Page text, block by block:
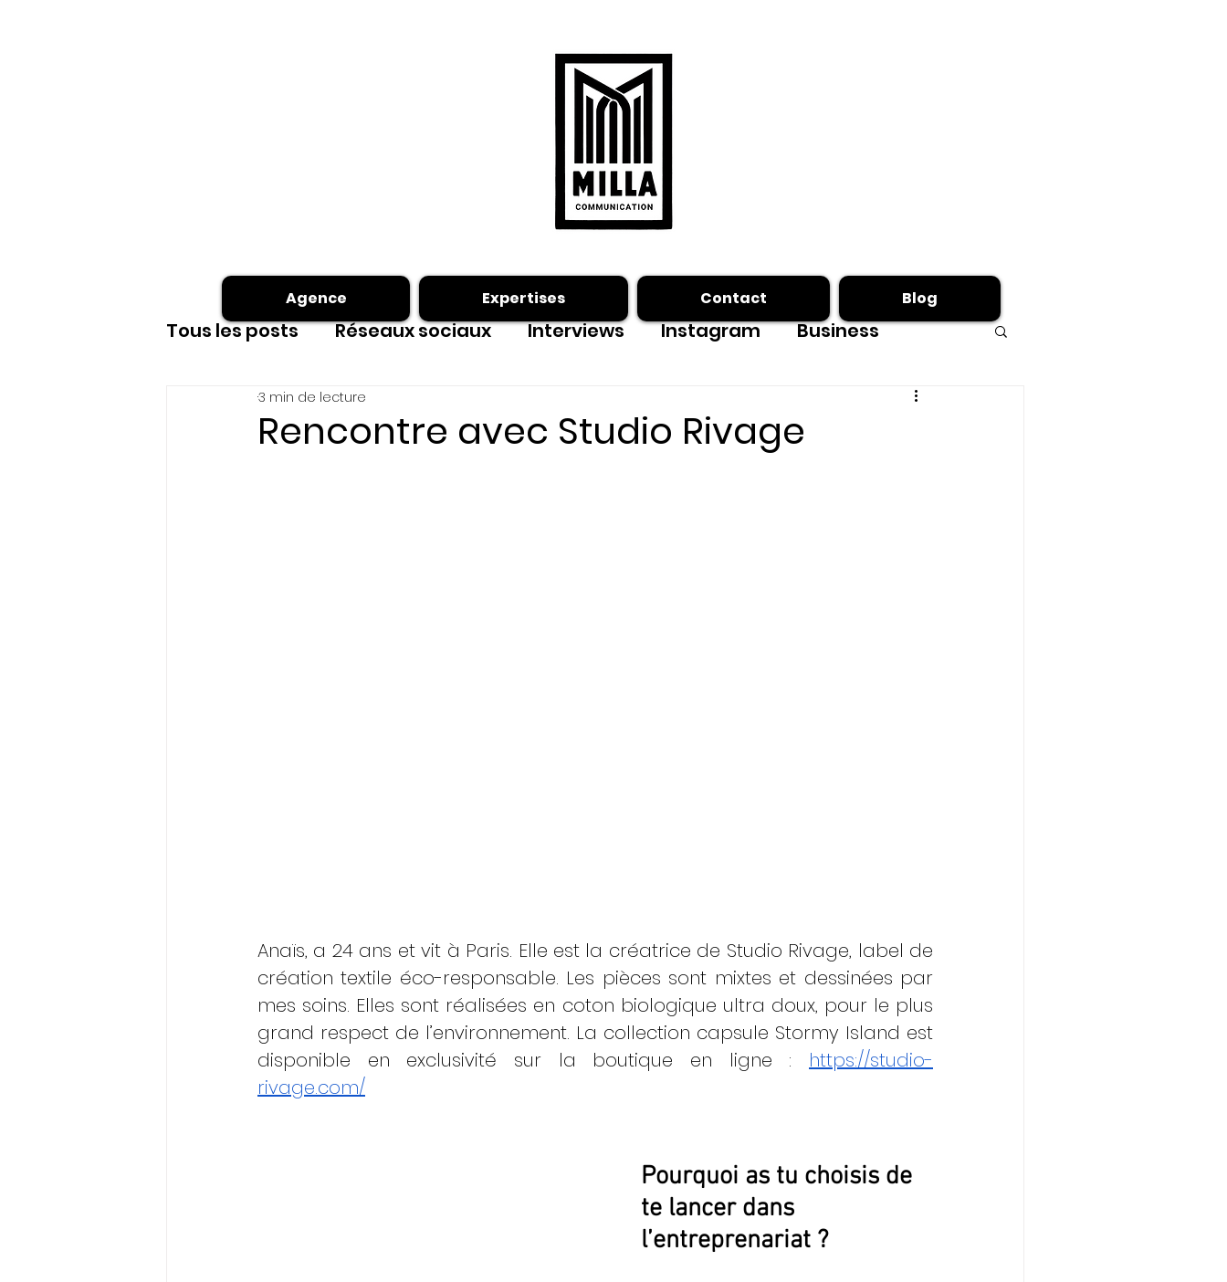
Tous les posts Réseaux sociaux Interviews Instagram Business
Site internet shooting photo
Rencontre avec Studio Rivage
3 min de lecture
Anaïs, a 24 ans et vit à Paris. Elle est la créatrice de Studio Rivage, label de
création textile éco-responsable. Les pièces sont mixtes et dessinées par
mes soins. Elles sont réalisées en coton biologique ultra doux, pour le plus
grand respect de l’environnement. La collection capsule Stormy Island est
disponible en exclusivité sur la boutique en ligne : https://studio-
rivage.com/
Pourquoi as tu choisis de
te lancer dans
l’entreprenariat ?
Agence Expertises Contact Blog